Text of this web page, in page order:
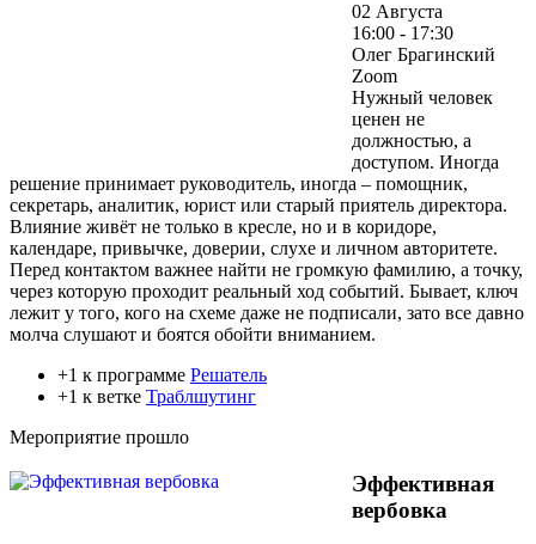
02 Августа
16:00 - 17:30
Олег Брагинский
Zoom
Нужный человек
ценен не
должностью, а
доступом. Иногда
решение принимает руководитель, иногда – помощник,
секретарь, аналитик, юрист или старый приятель директора.
Влияние живёт не только в кресле, но и в коридоре,
календаре, привычке, доверии, слухе и личном авторитете.
Перед контактом важнее найти не громкую фамилию, а точку,
через которую проходит реальный ход событий. Бывает, ключ
лежит у того, кого на схеме даже не подписали, зато все давно
молча слушают и боятся обойти вниманием.
+1 к программе Решатель
+1 к ветке Траблшутинг
Мероприятие прошло
Эффективная
вербовка